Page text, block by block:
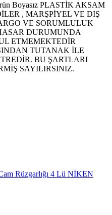
Boyasız PLASTİK AKSAM
, MARŞPİYEL VE DIŞ
VE SORUMLULUK
DURUMUNDA
ETMEMEKTEDİR
TUTANAK İLE
BU ŞARTLARI
SAYILIRSINIZ.
Rüzgarlığı 4 Lü NİKEN